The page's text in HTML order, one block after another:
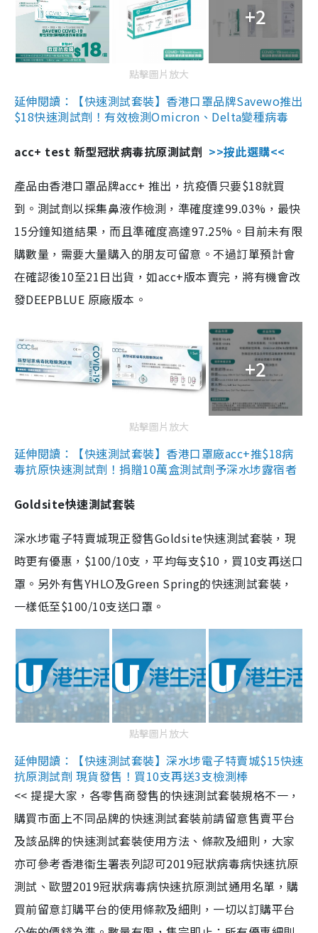
+2
點擊圖片放大
延伸閱讀：【快速測試套裝】香港口罩品牌Savewo推出
$18快速測試劑！有效檢測Omicron、Delta變種病毒
acc+ test 新型冠狀病毒抗原測試劑 >>按此選購<<
產品由香港口罩品牌acc+ 推出，抗疫價只要$18就買
到。測試劑以採集鼻液作檢測，準確度達99.03%，最快
15分鐘知道結果，而且準確度高達97.25%。目前未有限
購數量，需要大量購入的朋友可留意。不過訂單預計會
在確認後10至21日出貨，如acc+版本賣完，將有機會改
發DEEPBLUE 原廠版本。
+2
點擊圖片放大
延伸閱讀：【快速測試套裝】香港口罩廠acc+推$18病
毒抗原快速測試劑！捐贈10萬盒測試劑予深水埗露宿者
Goldsite快速測試套裝
深水埗電子特賣城現正發售Goldsite快速測試套裝，現
時更有優惠，$100/10支，平均每支$10，買10支再送口
罩。另外有售YHLO及Green Spring的快速測試套裝，
一樣低至$100/10支送口罩。
點擊圖片放大
延伸閱讀：【快速測試套裝】深水埗電子特賣城$15快速
抗原測試劑 現貨發售！買10支再送3支檢測棒
<< 提提大家，各零售商發售的快速測試套裝規格不一，
購買市面上不同品牌的快速測試套裝前請留意售賣平台
及該品牌的快速測試套裝使用方法、條款及細則，大家
亦可參考香港衞生署表列認可2019冠狀病毒病快速抗原
測試、歐盟2019冠狀病毒病快速抗原測試通用名單，購
買前留意訂購平台的使用條款及細則，一切以訂購平台